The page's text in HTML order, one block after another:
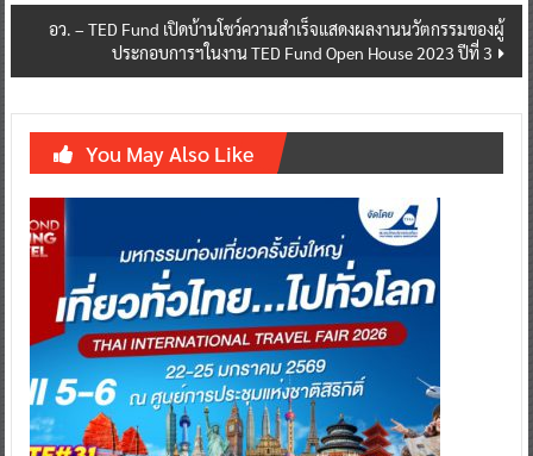
อว. – TED Fund เปิดบ้านโชว์ความสำเร็จแสดงผลงานนวัตกรรมของผู้
ประกอบการฯในงาน TED Fund Open House 2023 ปีที่ 3
You May Also Like